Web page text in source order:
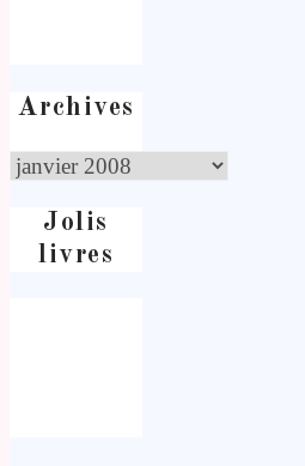
Archives
Jolis
livres